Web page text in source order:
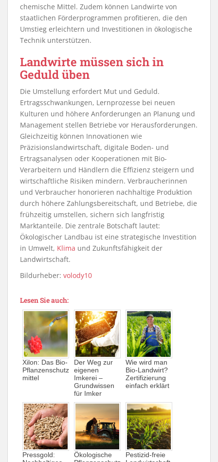
chemische Mittel. Zudem können Landwirte von
staatlichen Förderprogrammen profitieren, die den
Umstieg erleichtern und Investitionen in ökologische
Technik unterstützen.
Landwirte müssen sich in
Geduld üben
Die Umstellung erfordert Mut und Geduld.
Ertragsschwankungen, Lernprozesse bei neuen
Kulturen und höhere Anforderungen an Planung und
Management stellen Betriebe vor Herausforderungen.
Gleichzeitig können Innovationen wie
Präzisionslandwirtschaft, digitale Boden- und
Ertragsanalysen oder Kooperationen mit Bio-
Verarbeitern und Händlern die Effizienz steigern und
wirtschaftliche Risiken mindern. Verbraucherinnen
und Verbraucher honorieren nachhaltige Produktion
durch höhere Zahlungsbereitschaft, und Betriebe, die
frühzeitig umstellen, sichern sich langfristig
Marktanteile. Die zentrale Botschaft lautet:
Ökologischer Landbau ist eine strategische Investition
in Umwelt, Klima und Zukunftsfähigkeit der
Landwirtschaft.
Bildurheber: volody10
Lesen Sie auch:
Xilon: Das Bio-
Pflanzenschutz
mittel
Der Weg zur
eigenen
Imkerei –
Grundwissen
für Imker
Wie wird man
Bio-Landwirt?
Zertifizierung
einfach erklärt
Pressgold:
Ökologische
Pestizid-freie